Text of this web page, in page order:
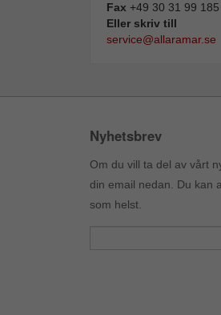
Fax +49 30 31 99 185
Eller skriv till
service@allaramar.se
Nyhetsbrev
Om du vill ta del av vårt
din email nedan. Du kan
som helst.